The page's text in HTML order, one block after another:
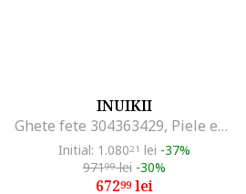
INUIKII
Ghete fete 304363429, Piele ecologica, Multicolor, Multicolor
Initial: 1.08021 lei -37%
97199lei -30%
67299lei